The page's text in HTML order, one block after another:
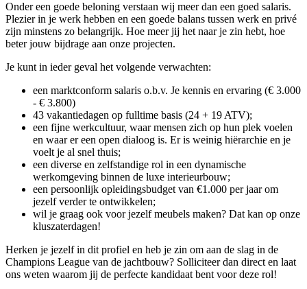
Onder een goede beloning verstaan wij meer dan een goed salaris.
Plezier in je werk hebben en een goede balans tussen werk en privé
zijn minstens zo belangrijk. Hoe meer jij het naar je zin hebt, hoe
beter jouw bijdrage aan onze projecten.
Je kunt in ieder geval het volgende verwachten:
een marktconform salaris o.b.v. Je kennis en ervaring (€ 3.000
- € 3.800)
43 vakantiedagen op fulltime basis (24 + 19 ATV);
een fijne werkcultuur, waar mensen zich op hun plek voelen
en waar er een open dialoog is. Er is weinig hiërarchie en je
voelt je al snel thuis;
een diverse en zelfstandige rol in een dynamische
werkomgeving binnen de luxe interieurbouw;
een persoonlijk opleidingsbudget van €1.000 per jaar om
jezelf verder te ontwikkelen;
wil je graag ook voor jezelf meubels maken? Dat kan op onze
kluszaterdagen!
Herken je jezelf in dit profiel en heb je zin om aan de slag in de
Champions League van de jachtbouw? Solliciteer dan direct en laat
ons weten waarom jij de perfecte kandidaat bent voor deze rol!